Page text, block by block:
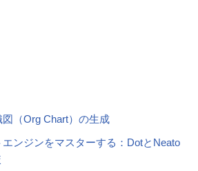
（Org Chart）の生成
ンジンをマスターする：DotとNeato